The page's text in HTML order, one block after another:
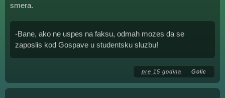
smera.
-Bane, ako ne uspes na faksu, odmah mozes da se
zaposlis kod Gospave u studentsku sluzbu!
pre 15 godina Golic